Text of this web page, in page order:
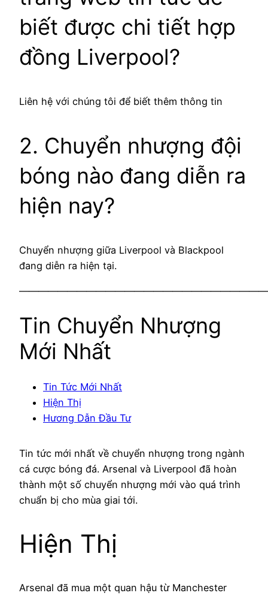
biết được chi tiết hợp
đồng Liverpool?
Liên hệ với chúng tôi để biết thêm thông tin
2. Chuyển nhượng đội
bóng nào đang diễn ra
hiện nay?
Chuyển nhượng giữa Liverpool và Blackpool
đang diễn ra hiện tại.
Tin Chuyển Nhượng
Mới Nhất
Tin Tức Mới Nhất
Hiện Thị
Hương Dẫn Đầu Tư
Tin tức mới nhất về chuyển nhượng trong ngành
cá cược bóng đá. Arsenal và Liverpool đã hoàn
thành một số chuyển nhượng mới vào quá trình
chuẩn bị cho mùa giai tới.
Hiện Thị
Arsenal đã mua một quan hậu từ Manchester